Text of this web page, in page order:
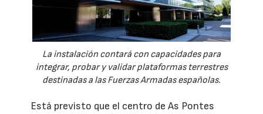
La instalación contará con capacidades para
integrar, probar y validar plataformas terrestres
destinadas a las Fuerzas Armadas españolas.
Está previsto que el centro de As Pontes